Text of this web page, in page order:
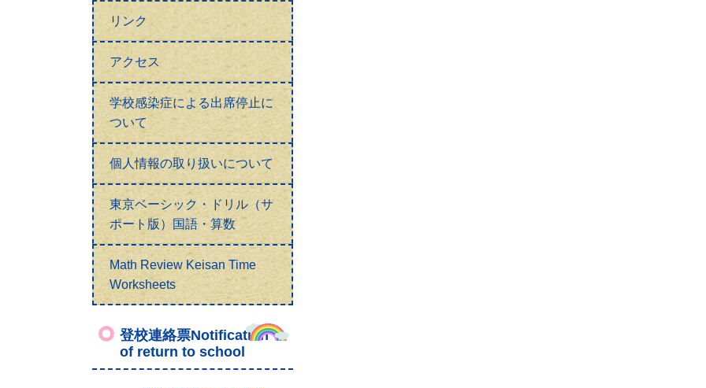
リンク
アクセス
学校感染症による出席停止に
ついて
個人情報の取り扱いについて
東京ベーシック・ドリル（サ
ポート版）国語・算数
Math Review Keisan Time
Worksheets
登校連絡票Notification
of return to school